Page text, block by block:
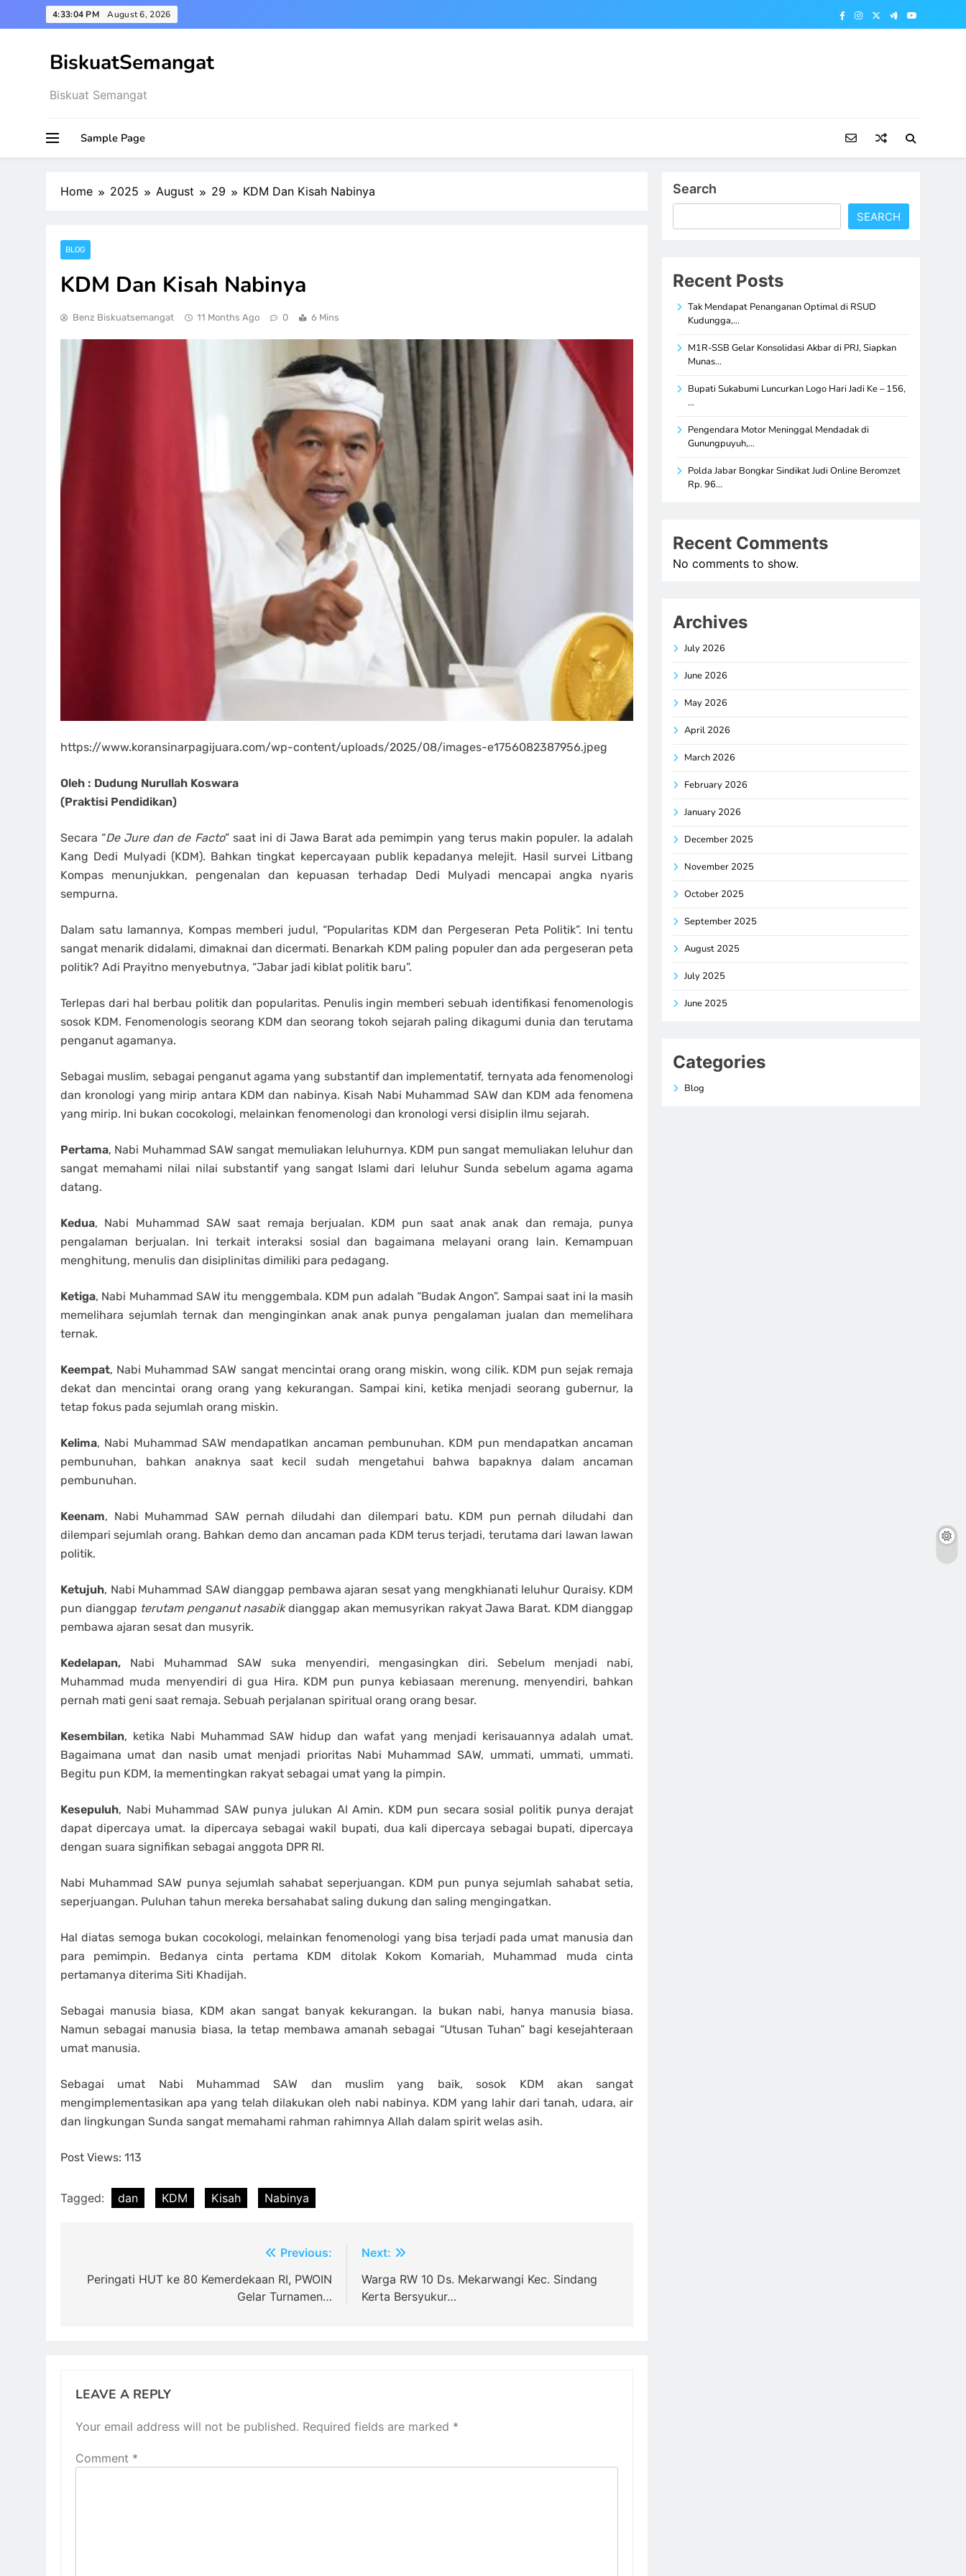
to
4:33:05 PM August 6, 2026
BiskuatSemangat
Biskuat Semangat
Sample Page
Home 2025 August 29 KDM Dan Kisah Nabinya
BLOG
KDM Dan Kisah Nabinya
Benz Biskuatsemangat 11 Months Ago 0 6 Mins
https://www.koransinarpagijuara.com/wp-content/uploads/2025/08/images-e1756082387956.jpeg
Oleh : Dudung Nurullah Koswara
(Praktisi Pendidikan)
Secara “De Jure dan de Facto” saat ini di Jawa Barat ada pemimpin yang terus makin populer. Ia adalah
Kang Dedi Mulyadi (KDM). Bahkan tingkat kepercayaan publik kepadanya melejit. Hasil survei Litbang
Kompas menunjukkan, pengenalan dan kepuasan terhadap Dedi Mulyadi mencapai angka nyaris
sempurna.
Dalam satu lamannya, Kompas memberi judul, “Popularitas KDM dan Pergeseran Peta Politik”. Ini tentu
sangat menarik didalami, dimaknai dan dicermati. Benarkah KDM paling populer dan ada pergeseran peta
politik? Adi Prayitno menyebutnya, “Jabar jadi kiblat politik baru”.
Terlepas dari hal berbau politik dan popularitas. Penulis ingin memberi sebuah identifikasi fenomenologis
sosok KDM. Fenomenologis seorang KDM dan seorang tokoh sejarah paling dikagumi dunia dan terutama
penganut agamanya.
Sebagai muslim, sebagai penganut agama yang substantif dan implementatif, ternyata ada fenomenologi
dan kronologi yang mirip antara KDM dan nabinya. Kisah Nabi Muhammad SAW dan KDM ada fenomena
yang mirip. Ini bukan cocokologi, melainkan fenomenologi dan kronologi versi disiplin ilmu sejarah.
Pertama, Nabi Muhammad SAW sangat memuliakan leluhurnya. KDM pun sangat memuliakan leluhur dan
sangat memahami nilai nilai substantif yang sangat Islami dari leluhur Sunda sebelum agama agama
datang.
Kedua, Nabi Muhammad SAW saat remaja berjualan. KDM pun saat anak anak dan remaja, punya
pengalaman berjualan. Ini terkait interaksi sosial dan bagaimana melayani orang lain. Kemampuan
menghitung, menulis dan disiplinitas dimiliki para pedagang.
Ketiga, Nabi Muhammad SAW itu menggembala. KDM pun adalah “Budak Angon”. Sampai saat ini Ia masih
memelihara sejumlah ternak dan menginginkan anak anak punya pengalaman jualan dan memelihara
ternak.
Keempat, Nabi Muhammad SAW sangat mencintai orang orang miskin, wong cilik. KDM pun sejak remaja
dekat dan mencintai orang orang yang kekurangan. Sampai kini, ketika menjadi seorang gubernur, Ia
tetap fokus pada sejumlah orang miskin.
Kelima, Nabi Muhammad SAW mendapatlkan ancaman pembunuhan. KDM pun mendapatkan ancaman
pembunuhan, bahkan anaknya saat kecil sudah mengetahui bahwa bapaknya dalam ancaman
pembunuhan.
Keenam, Nabi Muhammad SAW pernah diludahi dan dilempari batu. KDM pun pernah diludahi dan
dilempari sejumlah orang. Bahkan demo dan ancaman pada KDM terus terjadi, terutama dari lawan lawan
politik.
Ketujuh, Nabi Muhammad SAW dianggap pembawa ajaran sesat yang mengkhianati leluhur Quraisy. KDM
pun dianggap terutam penganut nasabikdianggap akan memusyrikan rakyat Jawa Barat. KDM dianggap
pembawa ajaran sesat dan musyrik.
Kedelapan, Nabi Muhammad SAW suka menyendiri, mengasingkan diri. Sebelum menjadi nabi,
Muhammad muda menyendiri di gua Hira. KDM pun punya kebiasaan merenung, menyendiri, bahkan
pernah mati geni saat remaja. Sebuah perjalanan spiritual orang orang besar.
Kesembilan, ketika Nabi Muhammad SAW hidup dan wafat yang menjadi kerisauannya adalah umat.
Bagaimana umat dan nasib umat menjadi prioritas Nabi Muhammad SAW, ummati, ummati, ummati.
Begitu pun KDM, Ia mementingkan rakyat sebagai umat yang Ia pimpin.
Kesepuluh, Nabi Muhammad SAW punya julukan Al Amin. KDM pun secara sosial politik punya derajat
dapat dipercaya umat. Ia dipercaya sebagai wakil bupati, dua kali dipercaya sebagai bupati, dipercaya
dengan suara signifikan sebagai anggota DPR RI.
Nabi Muhammad SAW punya sejumlah sahabat seperjuangan. KDM pun punya sejumlah sahabat setia,
seperjuangan. Puluhan tahun mereka bersahabat saling dukung dan saling mengingatkan.
Hal diatas semoga bukan cocokologi, melainkan fenomenologi yang bisa terjadi pada umat manusia dan
para pemimpin. Bedanya cinta pertama KDM ditolak Kokom Komariah, Muhammad muda cinta
pertamanya diterima Siti Khadijah.
Sebagai manusia biasa, KDM akan sangat banyak kekurangan. Ia bukan nabi, hanya manusia biasa.
Namun sebagai manusia biasa, Ia tetap membawa amanah sebagai “Utusan Tuhan” bagi kesejahteraan
umat manusia.
Sebagai umat Nabi Muhammad SAW dan muslim yang baik, sosok KDM akan sangat
mengimplementasikan apa yang telah dilakukan oleh nabi nabinya. KDM yang lahir dari tanah, udara, air
dan lingkungan Sunda sangat memahami rahman rahimnya Allah dalam spirit welas asih.
Post Views: 113
Tagged: dan KDM Kisah Nabinya
navigation
Previous:
Peringati HUT ke 80 Kemerdekaan RI, PWOIN
Gelar Turnamen…
Next:
Warga RW 10 Ds. Mekarwangi Kec. Sindang
Kerta Bersyukur…
LEAVE A REPLY
Your email address will not be published. Required fields are marked *
Comment *
Search
SEARCH
Recent Posts
Tak Mendapat Penanganan Optimal di RSUD
Kudungga,…
M1R-SSB Gelar Konsolidasi Akbar di PRJ, Siapkan
Munas…
Bupati Sukabumi Luncurkan Logo Hari Jadi Ke – 156,
…
Pengendara Motor Meninggal Mendadak di
Gunungpuyuh,…
Polda Jabar Bongkar Sindikat Judi Online Beromzet
Rp. 96…
Recent Comments
No comments to show.
Archives
July 2026
June 2026
May 2026
April 2026
March 2026
February 2026
January 2026
December 2025
November 2025
October 2025
September 2025
August 2025
July 2025
June 2025
Categories
Blog